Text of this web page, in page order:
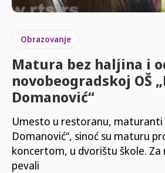
Obrazovanje
Matura bez haljina i
novobeogradskoj OŠ
Domanović“
Umesto u restoranu, maturanti
Domanović“, sinoć su maturu
koncertom, u dvorištu škole. Za
pevali